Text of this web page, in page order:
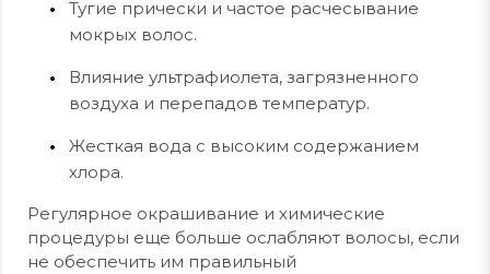
Тугие прически и частое расчесывание
мокрых волос.
Влияние ультрафиолета, загрязненного
воздуха и перепадов температур.
Жесткая вода с высоким содержанием
хлора.
Регулярное окрашивание и химические
процедуры еще больше ослабляют волосы, если
не обеспечить им правильный